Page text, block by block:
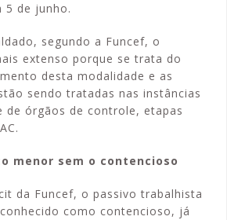
5 de junho.
segundo a Funcef, o
extenso porque se trata do
desta modalidade e as
sendo tratadas nas instâncias
de órgãos de controle, etapas
menor sem o contencioso
da Funcef, o passivo trabalhista
como contencioso, já